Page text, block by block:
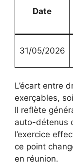
Date
31/05/2026
L’écart entre
exerçables,
Il reflète
auto-détenus
l’exercice
ce point
en réunion.